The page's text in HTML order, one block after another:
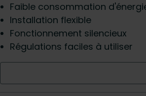
Faible consommation
Installation flexible
Fonctionnement silencieux
Régulations faciles à utiliser